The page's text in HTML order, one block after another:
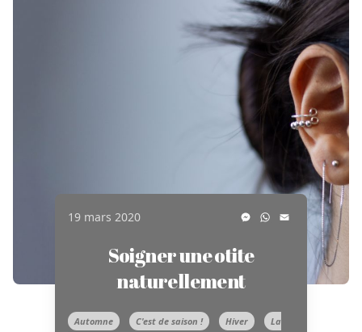
19 mars 2020 Messenger
WhatsApp
Email
Soigner une otite
naturellement
Automne C'est de saison ! Hiver
La